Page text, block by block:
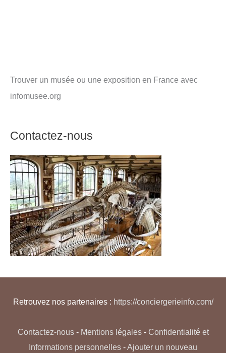
Trouver un musée ou une exposition en France avec
infomusee.org
Contactez-nous
Retrouvez nos partenaires : https://conciergerieinfo.com/
Contactez-nous- Mentions légales- Confidentialité et
Informations personnelles -Ajouter un nouveau